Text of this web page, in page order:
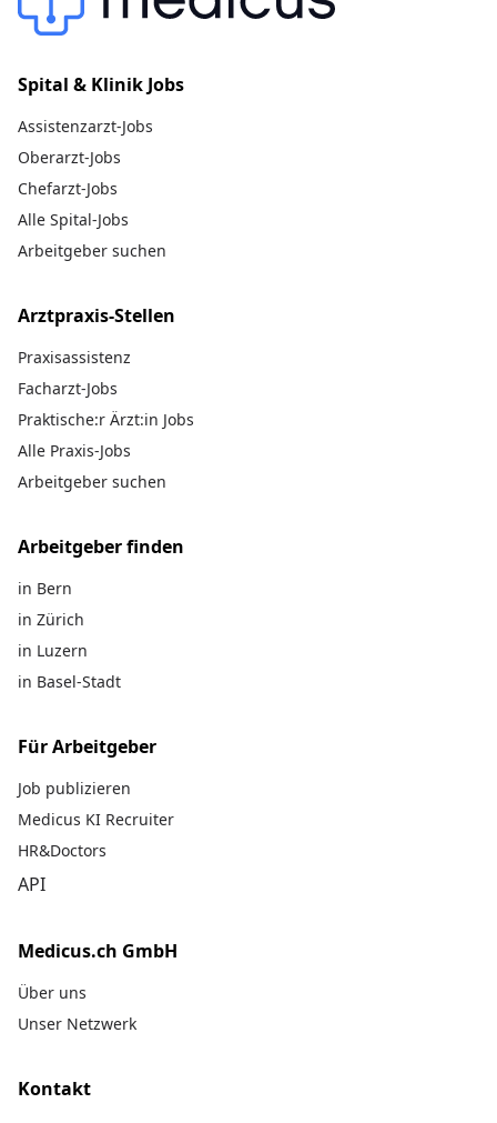
Spital & Klinik Jobs
Assistenzarzt-Jobs
Oberarzt-Jobs
Chefarzt-Jobs
Alle Spital-Jobs
Arbeitgeber suchen
Arztpraxis-Stellen
Praxisassistenz
Facharzt-Jobs
Praktische:r Ärzt:in Jobs
Alle Praxis-Jobs
Arbeitgeber suchen
Arbeitgeber finden
in Bern
in Zürich
in Luzern
in Basel-Stadt
Für Arbeitgeber
Job publizieren
Medicus KI Recruiter
HR&Doctors
API
Medicus.ch GmbH
Über uns
Unser Netzwerk
Kontakt